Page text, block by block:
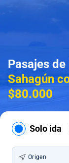
Pasajes
Sahagún
$80.000
Solo ida
Origen